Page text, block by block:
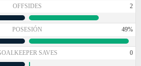
OFFSIDES 2
POSESIÓN 49%
SAVES 0